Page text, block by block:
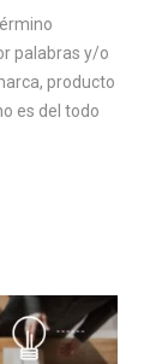
palabras y/o
producto
es del todo